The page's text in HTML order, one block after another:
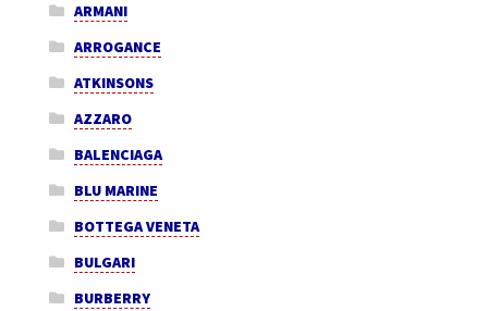
ARMANI
ARROGANCE
ATKINSONS
AZZARO
BALENCIAGA
BLU MARINE
BOTTEGA VENETA
BULGARI
BURBERRY